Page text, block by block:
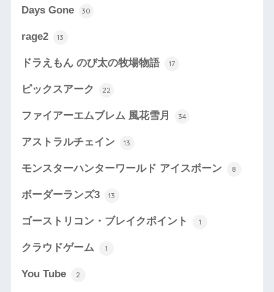
Days Gone 30
rage2 13
ドラえもん のび太の牧場物語 17
ピックスアーク 22
ファイアーエムブレム 風花雪月 34
アストラルチェイン 13
モンスターハンターワールド アイスボーン 8
ボーダーランズ3 13
ゴーストリコン・ブレイクポイント 1
クラウドゲーム 1
You Tube 2